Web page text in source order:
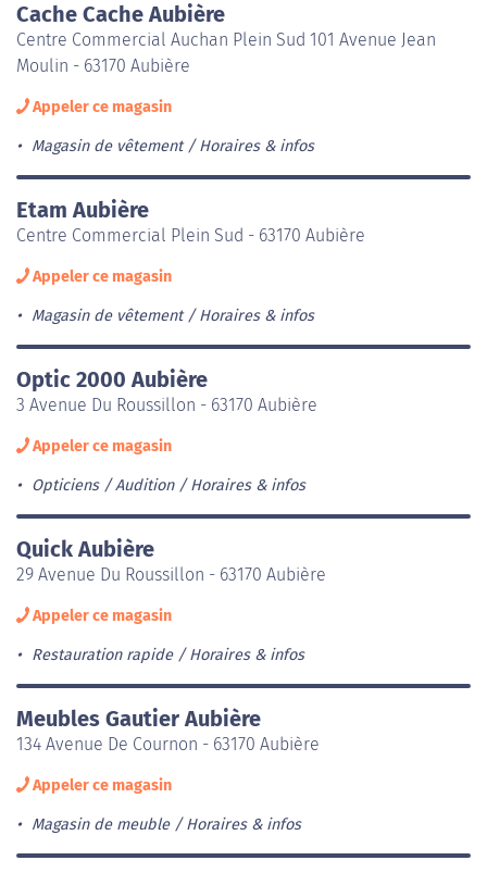
Cache Cache Aubière
Centre Commercial Auchan Plein Sud 101 Avenue Jean
Moulin - 63170 Aubière
Appeler ce magasin
Magasin de vêtement Horaires & infos
Etam Aubière
Centre Commercial Plein Sud - 63170 Aubière
Appeler ce magasin
Magasin de vêtement Horaires & infos
Optic 2000 Aubière
3 Avenue Du Roussillon - 63170 Aubière
Appeler ce magasin
Opticiens / Audition Horaires & infos
Quick Aubière
29 Avenue Du Roussillon - 63170 Aubière
Appeler ce magasin
Restauration rapide Horaires & infos
Meubles Gautier Aubière
134 Avenue De Cournon - 63170 Aubière
Appeler ce magasin
Magasin de meuble Horaires & infos